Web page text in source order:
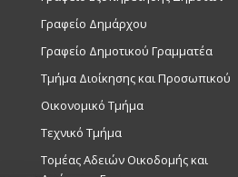
Γραφείο Δημάρχου
Γραφείο Δημοτικού Γραμματέα
Τμήμα Διοίκησης και Προσωπικού
Οικονομικό Τμήμα
Τεχνικό Τμήμα
Τομέας Αδειών Οικοδομής και